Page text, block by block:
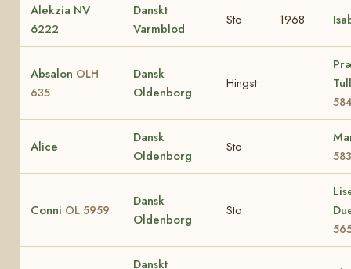
Alekzia NV
6222
Danskt
Varmblod
Sto 1968
Absalon OLH
635
Dansk
Oldenborg
Hingst
Alice
Dansk
Oldenborg
Sto
Conni OL 5959
Dansk
Oldenborg
Sto
Danskt